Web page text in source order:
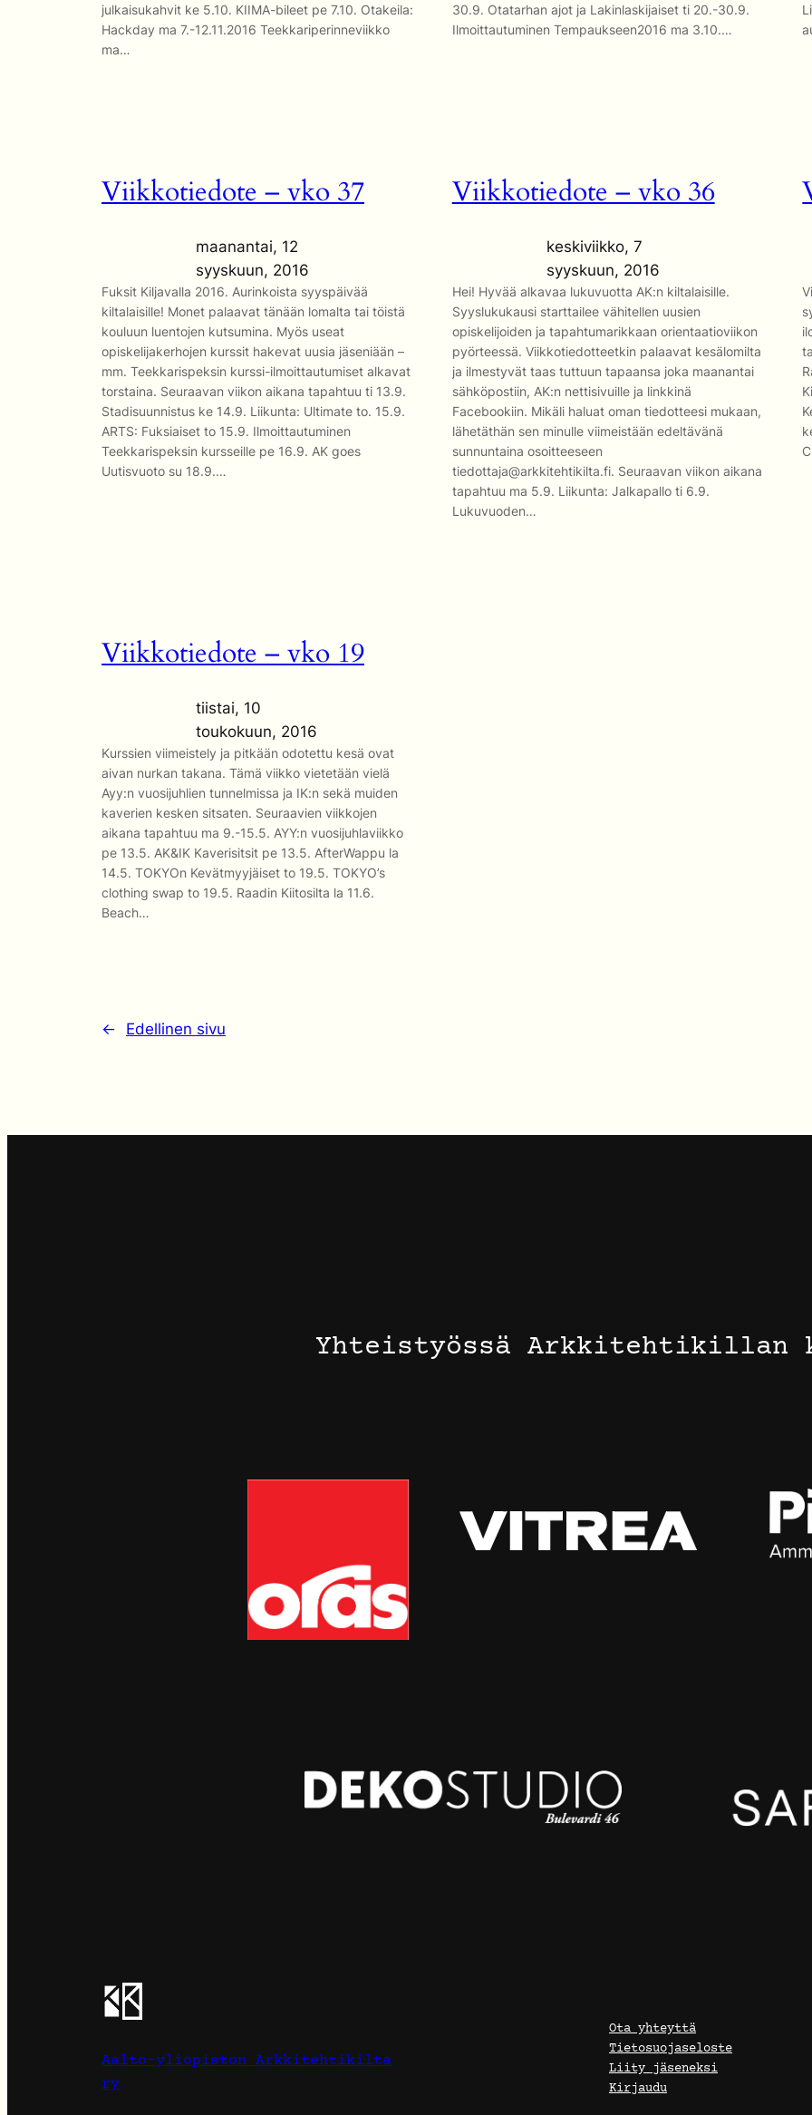
julkaisukahvit ke 5.10. KIIMA-bileet pe 7.10. Otakeila:
Hackday ma 7.-12.11.2016 Teekkariperinneviikko
ma…
30.9. Otatarhan ajot ja Lakinlaskijaiset ti 20.-30.9.
Ilmoittautuminen Tempaukseen2016 ma 3.10.…
Viikkotiedote – vko 37
maanantai, 12
syyskuun, 2016
Fuksit Kiljavalla 2016. Aurinkoista syyspäivää
kiltalaisille! Monet palaavat tänään lomalta tai töistä
kouluun luentojen kutsumina. Myös useat
opiskelijakerhojen kurssit hakevat uusia jäseniään –
mm. Teekkarispeksin kurssi-ilmoittautumiset alkavat
torstaina. Seuraavan viikon aikana tapahtuu ti 13.9.
Stadisuunnistus ke 14.9. Liikunta: Ultimate to. 15.9.
ARTS: Fuksiaiset to 15.9. Ilmoittautuminen
Teekkarispeksin kursseille pe 16.9. AK goes
Uutisvuoto su 18.9.…
Viikkotiedote – vko 36
keskiviikko, 7
syyskuun, 2016
Hei! Hyvää alkavaa lukuvuotta AK:n kiltalaisille.
Syyslukukausi starttailee vähitellen uusien
opiskelijoiden ja tapahtumarikkaan orientaatioviikon
pyörteessä. Viikkotiedotteetkin palaavat kesälomilta
ja ilmestyvät taas tuttuun tapaansa joka maanantai
sähköpostiin, AK:n nettisivuille ja linkkinä
Facebookiin. Mikäli haluat oman tiedotteesi mukaan,
lähetäthän sen minulle viimeistään edeltävänä
sunnuntaina osoitteeseen
tiedottaja@arkkitehtikilta.fi. Seuraavan viikon aikana
tapahtuu ma 5.9. Liikunta: Jalkapallo ti 6.9.
Lukuvuoden…
Viikkotiedote – vko 19
tiistai, 10
toukokuun, 2016
Kurssien viimeistely ja pitkään odotettu kesä ovat
aivan nurkan takana. Tämä viikko vietetään vielä
Ayy:n vuosijuhlien tunnelmissa ja IK:n sekä muiden
kaverien kesken sitsaten. Seuraavien viikkojen
aikana tapahtuu ma 9.-15.5. AYY:n vuosijuhlaviikko
pe 13.5. AK&IK Kaverisitsit pe 13.5. AfterWappu la
14.5. TOKYOn Kevätmyyjäiset to 19.5. TOKYO’s
clothing swap to 19.5. Raadin Kiitosilta la 11.6.
Beach…
← Edellinen sivu
Yhteistyössä Arkkitehtikillan
Aalto-yliopiston Arkkitehtikilta
ry
Ota yhteyttä
Tietosuojaseloste
Liity jäseneksi
Kirjaudu